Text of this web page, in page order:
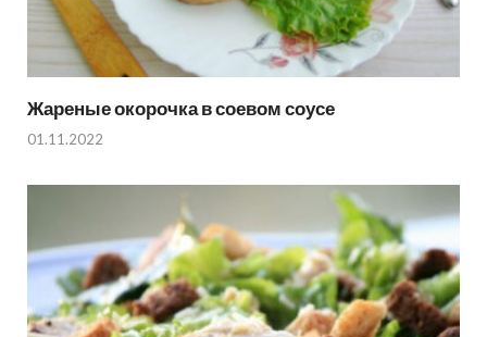
Жареные окорочка в соевом соусе
01.11.2022